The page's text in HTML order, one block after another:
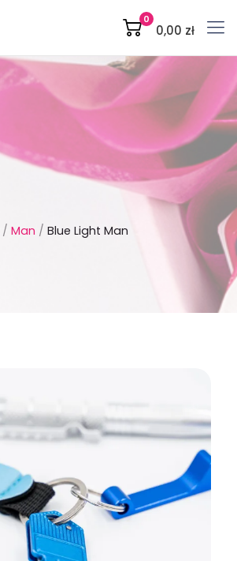
0
0,00 zł
/ Man / Blue Light Man